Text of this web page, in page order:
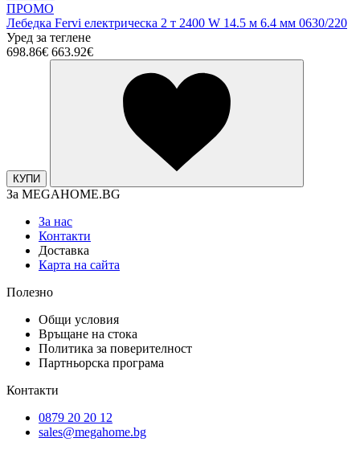
ПРОМО
Лебедка Fervi електрическа 2 т 2400 W 14.5 м 6.4 мм 0630/220
Уред за теглене
698.86€ 663.92€
КУПИ
За MEGAHOME.BG
За нас
Контакти
Доставка
Карта на сайта
Полезно
Общи условия
Връщане на стока
Политика за поверителност
Партньорска програма
Контакти
0879 20 20 12
sales@megahome.bg